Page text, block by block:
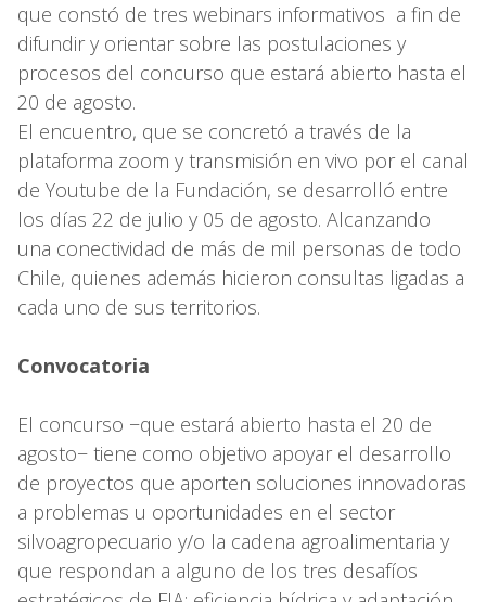
que constó de tres webinars informativos a fin de
difundir y orientar sobre las postulaciones y
procesos del concurso que estará abierto hasta el
20 de agosto.
El encuentro, que se concretó a través de la
plataforma zoom y transmisión en vivo por el canal
de Youtube de la Fundación, se desarrolló entre
los días 22 de julio y 05 de agosto. Alcanzando
una conectividad de más de mil personas de todo
Chile, quienes además hicieron consultas ligadas a
cada uno de sus territorios.
Convocatoria
El concurso −que estará abierto hasta el 20 de
agosto− tiene como objetivo apoyar el desarrollo
de proyectos que aporten soluciones innovadoras
a problemas u oportunidades en el sector
silvoagropecuario y/o la cadena agroalimentaria y
que respondan a alguno de los tres desafíos